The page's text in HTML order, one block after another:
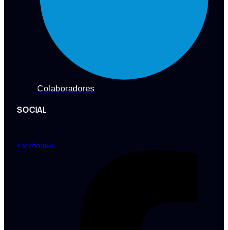
Colaboradores
SOCIAL
Facebook-f